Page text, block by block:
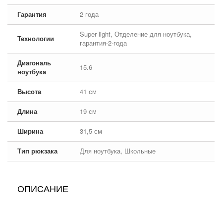
Гарантия 2 года
Технологии
Super light, Отделение для ноутбука,
гарантия-2-года
Диагональ
ноутбука
15.6
Высота 41 см
Длина 19 см
Ширина 31,5 см
Тип рюкзака Для ноутбука, Школьные
ОПИСАНИЕ